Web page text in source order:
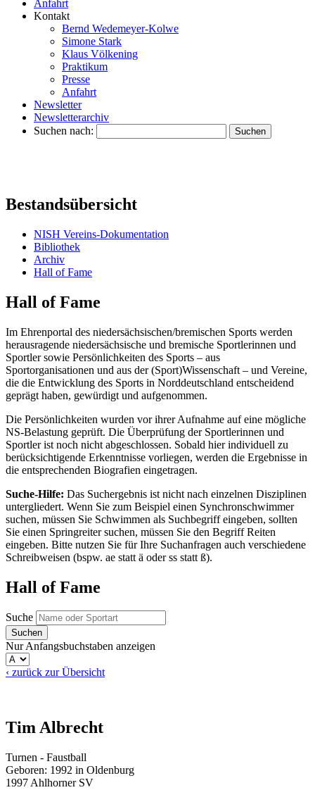
Anfahrt
Kontakt
Bernd Wedemeyer-Kolwe
Simone Stark
Klaus Völkening
Praktikum
Presse
Anfahrt
Newsletter
Newsletterarchiv
Suchen nach:
Bestandsübersicht
NISH Vereins-Dokumentation
Bibliothek
Archiv
Hall of Fame
Hall of Fame
Im Ehrenportal des niedersächsischen/bremischen Sports werden
herausragende niedersächsische und bremische Sportlerinnen und
Sportler sowie Persönlichkeiten des Sports – aus
Sportorganisationen und aus der (Sport)Wissenschaft – und Vereine,
die die Entwicklung des Sports in Norddeutschland entscheidend
geprägt haben, gewürdigt und aufgenommen.
Die Persönlichkeiten wurden vor ihrer Aufnahme auf eine mögliche
NS-Belastung geprüft. Die Überprüfung der Sportlerinnen und
Sportler ist noch nicht abgeschlossen. Sobald hier individuell zu
berücksichtigende Erkenntnisse vorliegen, werden die Ergebnisse in
die entsprechenden Biografien eingetragen.
Suche-Hilfe: Das Suchergebnis ist nicht nach einzelnen Disziplinen
untergliedert. Wenn Sie zum Beispiel einen Synchronschwimmer
suchen, müssen Sie Schwimmen als Suchbegriff eingeben, sollten
Sie einen Springreiter suchen, müssen Sie den Begriff Reiten
eingeben. Bitte nutzen Sie für Ihre Suchanfragen auch verschiedene
Schreibweisen (bspw. ae statt ä oder ss statt ß).
Hall of Fame
Suche
Nur Anfangsbuchstaben anzeigen
‹ zurück zur Übersicht
Tim Albrecht
Turnen - Faustball
Geboren: 1992 in Oldenburg
1997 Ahlhorner SV